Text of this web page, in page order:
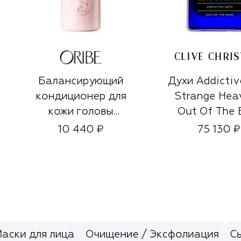
Балансирующий
кондиционер для
кожи головы
"Истинная
10 440 ₽
CLIVE
Духи
Strange
Out Of The
(50ml)
75 130 ₽
для лица Очищение / Эксфолиация